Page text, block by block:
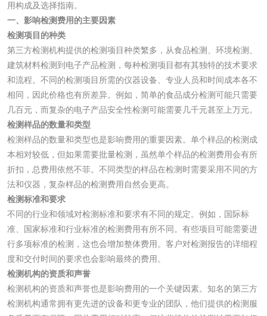
用构成及选择指南。
一、影响检测费用的主要因素
检测项目的种类
第三方检测机构提供的检测项目种类繁多，从食品检测、环境检测、
建筑材料检测到电子产品检测，每种检测项目都有其独特的技术要求
和流程。不同的检测项目所需的仪器设备、专业人员和时间成本各不
相同，因此价格也有所差异。例如，简单的食品成分检测可能只需要
几百元，而复杂的电子产品安全性检测可能需要几千元甚至上万元。
检测样品的数量和类型
检测样品的数量和类型也是影响费用的重要因素。单个样品的检测成
本相对较低，但如果需要批量检测，虽然单个样品的检测费用会有所
折扣，总费用依然不菲。不同类型的样品在检测时需要采用不同的方
法和仪器，复杂样品的检测费用自然会更高。
检测标准和要求
不同的行业和领域对检测标准和要求有不同的规定。例如，国际标
准、国家标准和行业标准的检测费用有所不同。有些项目可能需要进
行多项标准的检测，这也会增加整体费用。客户对检测报告的详细程
度和交付时间的要求也会影响最终的费用。
检测机构的资质和声誉
检测机构的资质和声誉也是影响费用的一个关键因素。知名的第三方
检测机构通常拥有更先进的设备和更专业的团队，他们提供的检测服
电厂水处理活性炭
检测
木质净水用活性炭
检测
农药肥料
化肥检测 微生物菌剂检测
磷酸肥料检测
化工试剂
乳酸钠检测 消泡剂检测